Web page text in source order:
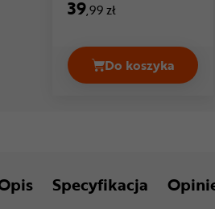
39,99 zł
Do koszyka
Rękawiczki
Specyfikacja